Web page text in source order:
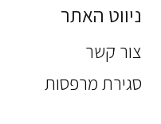
ניווט האתר
צור קשר
סגירת מרפסות